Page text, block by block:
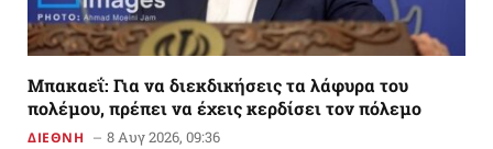
Μπακαεΐ: Για να διεκδικήσεις τα λάφυρα του
πολέμου, πρέπει να έχεις κερδίσει τον πόλεμο
ΔΙΕΘΝΗ 8 Αυγ 2026, 09:36